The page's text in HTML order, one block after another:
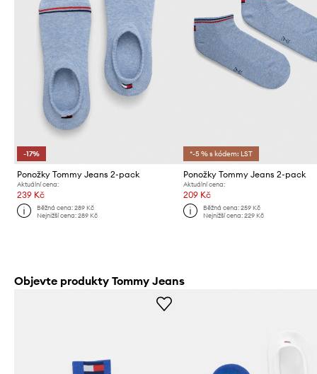
-17%
Ponožky Tommy Jeans 2-pack
Aktuální cena:
239 Kč
Běžná cena:289 Kč
Nejnižší cena:289 Kč
*-5 % s kódem: LST
Ponožky Tommy Jeans 2-pack
Aktuální cena:
209 Kč
Běžná cena: 259 Kč
Nejnižší cena: 229 Kč
Objevte produkty Tommy Jeans